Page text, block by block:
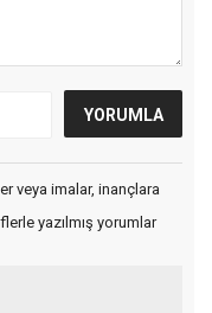
veya imalar, inançlara
yazılmış yorumlar